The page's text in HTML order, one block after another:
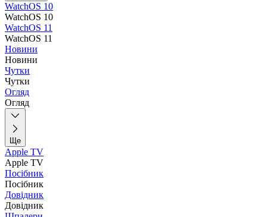
WatchOS 10
WatchOS 10
WatchOS 11
WatchOS 11
Новини
Новини
Чутки
Чутки
Огляд
Огляд
Ще
Apple TV
Apple TV
Посібник
Посібник
Довідник
Довідник